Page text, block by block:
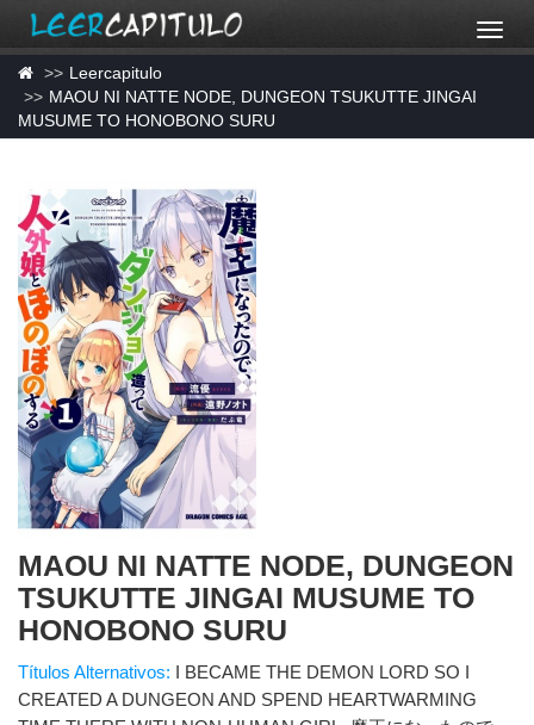
Leercapitulo
MAOU NI NATTE NODE, DUNGEON TSUKUTTE JINGAI
MUSUME TO HONOBONO SURU
MAOU NI NATTE NODE, DUNGEON
TSUKUTTE JINGAI MUSUME TO
HONOBONO SURU
Títulos Alternativos: I BECAME THE DEMON LORD SO I
CREATED A DUNGEON AND SPEND HEARTWARMING